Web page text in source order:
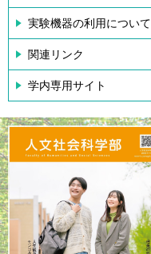
実験機器の利用について
関連リンク
学内専用サイト